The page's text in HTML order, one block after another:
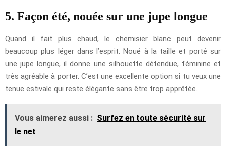
5. Façon été, nouée sur une jupe longue
Quand il fait plus chaud, le chemisier blanc peut devenir
beaucoup plus léger dans l’esprit. Noué à la taille et porté sur
une jupe longue, il donne une silhouette détendue, féminine et
très agréable à porter. C’est une excellente option si tu veux une
tenue estivale qui reste élégante sans être trop apprêtée.
Vous aimerez aussi : Surfez en toute sécurité sur
le net